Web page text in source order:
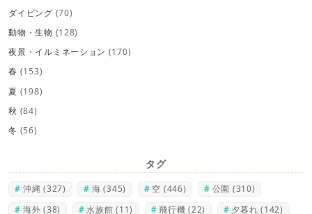
ダイビング (70)
動物・生物 (128)
夜景・イルミネーション (170)
春 (153)
夏 (198)
秋 (84)
冬 (56)
タグ
沖縄 (327) 海 (345) 空 (446) 公園 (310)
海外 (38) 水族館 (11) 飛行機 (22) 夕暮れ (142)